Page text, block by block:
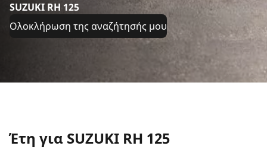
SUZUKI RH 125
Ολοκλήρωση της αναζήτησής μου
Έτη για SUZUKI RH 125